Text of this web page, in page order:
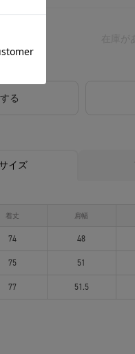
る
イズ
着丈 肩幅
74 48
75 51
77 51.5